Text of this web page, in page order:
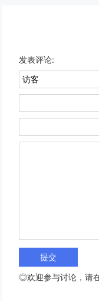
发表评论:
◎欢迎参与讨论，请